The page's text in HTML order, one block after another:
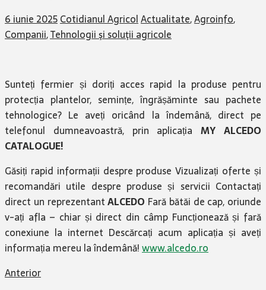
6 iunie 2025Cotidianul AgricolActualitate,Agroinfo,
Companii,Tehnologii şi soluţii agricole
Sunteți fermier și doriți acces rapid la produse pentru
protecția plantelor, semințe, îngrășăminte sau pachete
tehnologice? Le aveți oricând la îndemână, direct pe
telefonul dumneavoastră, prin aplicațiaMY ALCEDO
CATALOGUE!
Găsiți rapid informații despre produse Vizualizați oferte și
recomandări utile despre produse și servicii Contactați
direct un reprezentantALCEDO Fară bătăi de cap, oriunde
v-ați afla – chiar și direct din câmp Funcționează și fară
conexiune la internet Descărcați acum aplicația și aveți
informația mereu la îndemână!www.alcedo.ro
Anterior